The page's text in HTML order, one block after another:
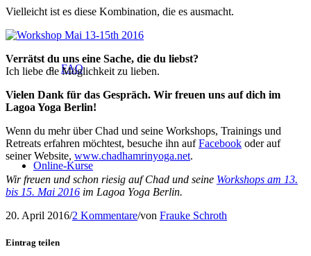
FAQ
Online-Kurse
Vielleicht ist es diese Kombination, die es ausmacht.
Verrätst du uns eine Sache, die du liebst?
Ich liebe die Möglichkeit zu lieben.
Vielen Dank für das Gespräch. Wir freuen uns auf dich im
Lagoa Yoga Berlin!
Wenn du mehr über Chad und seine Workshops, Trainings und
Retreats erfahren möchtest, besuche ihn aufFacebook oder auf
seiner Website, www.chadhamrinyoga.net.
Wir freuen und schon riesig auf Chad und seine Workshops am 13.
bis 15. Mai 2016 im Lagoa Yoga Berlin.
20. April 2016/2 Kommentare/von Frauke Schroth
Eintrag teilen